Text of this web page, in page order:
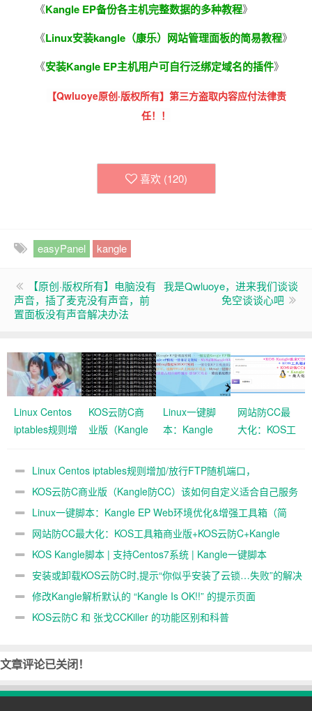
《Kangle EP备份各主机完整数据的多种教程》
《Linux安装kangle（康乐）网站管理面板的简易教程》
《安装Kangle EP主机用户可自行泛绑定域名的插件》
【Qwluoye原创·版权所有】第三方盗取内容应付法律责
任！！
喜欢 (120)
easyPanel kangle
【原创·版权所有】电脑没有
声音，插了麦克没有声音，前
置面板没有声音解决办法
我是Qwluoye，进来我们谈谈
免空谈谈心吧
Linux Centos
iptables规则增
端口，
模块
KOS云防C商
业版（Kangle
何自定义适合
最佳阈值
Linux一键脚
本：Kangle
优化&增强工
称:KOS工具
箱）
网站防CC最
大化：KOS工
+KOS云防
CDN
Linux Centos iptables规则增加/放行FTP随机端口，
ip_conntrack_ftp模块
KOS云防C商业版（Kangle防CC）该如何自定义适合自己服务
器的最佳阈值
Linux一键脚本：Kangle EP Web环境优化&增强工具箱（简
称:KOS工具箱）
网站防CC最大化：KOS工具箱商业版+KOS云防C+Kangle
CDNKOS Kangle脚本 | 支持Centos7系统 | Kangle一键脚本
安装或卸载KOS云防C时,提示“你似乎安装了云锁…失败”的解决
办法修改Kangle解析默认的 “Kangle Is OK!!” 的提示页面
KOS云防C 和 张戈CCKiller 的功能区别和科普
文章评论已关闭！